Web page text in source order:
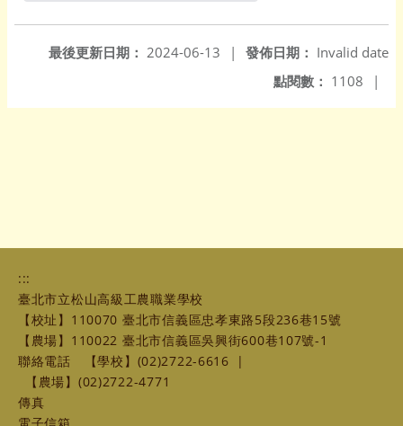
發佈日期： Invalid date
最後更新日期： 2024-06-13
|
點閱數： 1108 |
:::
臺北市立松山高級工農職業學校
【校址】110070 臺北市信義區忠孝東路5段236巷15號
【農場】110022 臺北市信義區吳興街600巷107號-1
聯絡電話
【學校】(02)2722-6616
|
【農場】(02)2722-4771
傳真